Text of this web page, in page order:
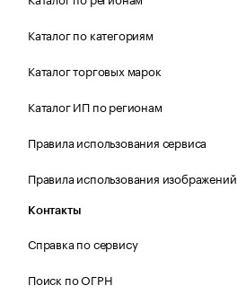
Каталог по категориям
Каталог торговых марок
Каталог ИП по регионам
Правила использования сервиса
Правила использования изображений
Контакты
Справка по сервису
Поиск по ОГРН